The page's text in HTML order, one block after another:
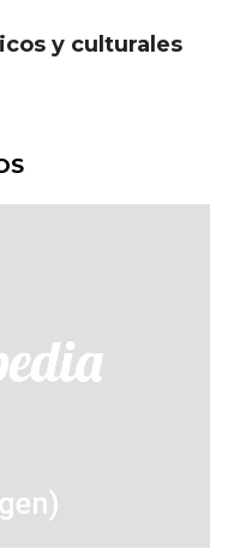
y culturales